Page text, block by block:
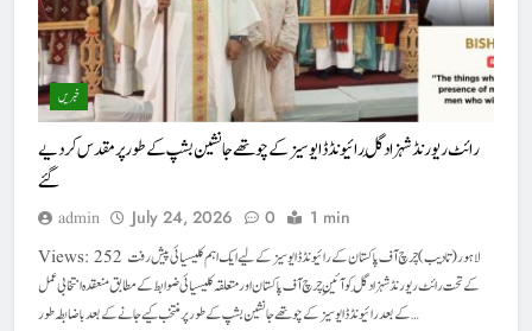
خبریں
رائٹ ریورنڈ شہزاد گِل رائیونڈ ڈایوسیز کے چوتھے جانشین بشپ کے طور پر مقدس کر دیے
گئے
admin July 24, 2026 0 1 min
Views: 252 لاہور (تادیب) چرچ آف پاکستان کے رائیونڈ ڈایوسیز کے لیے ایک اہم کلیسیائی پیش رفت
کے تحت رائٹ ریورنڈ شہزاد گِل کو آئینِ چرچ آف پاکستان اور متعلقہ کلیسیائی ضوابط کے مطابق منعقدہ انتخابی عمل
کے بعد رائیونڈ ڈایوسیز کے چوتھے جانشین بشپ کے طور پر منتخب کیے جانے کے بعد باضابطہ طور…